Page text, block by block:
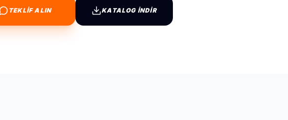
TEKLİF ALIN KATALOG İNDİR